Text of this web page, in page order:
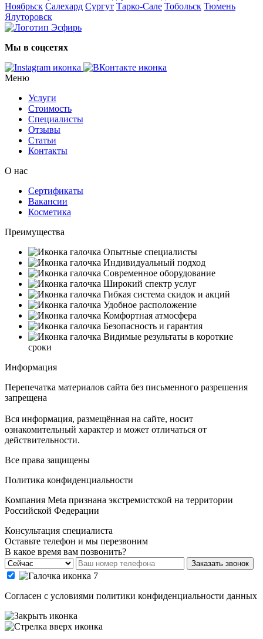
Ноябрьск Салехард Сургут Тарко-Сале Тобольск Тюмень
Ялуторовск
Мы в соцсетях
Меню
Услуги
Стоимость
Специалисты
Отзывы
Статьи
Контакты
О нас
Сертификаты
Вакансии
Косметика
Преимущества
Опытные специалисты
Индивидуальный подход
Современное оборудование
Широкий спектр услуг
Гибкая система скидок и акций
Удобное расположение
Комфортная атмосфера
Безопасность и гарантия
Видимые результаты в короткие
сроки
Информация
Перепечатка материалов сайта без письменного разрешения
запрещена
Вся информация, размещённая на сайте, носит
ознакомительный характер и может отличаться от
действительности.
Все права защищены
Политика конфиденциальности
Компания Meta признана экстремистской на территории
Российской Федерации
Консультация специалиста
Оставьте телефон и мы перезвоним
В какое время вам позвонить?
Заказать звонок
Cогласен с условиями политики конфиденциальности данных